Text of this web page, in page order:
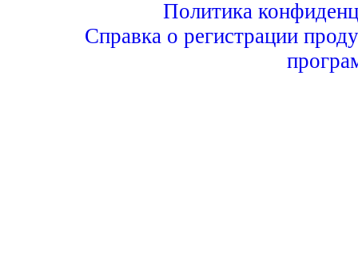
Политика
Справка о регистрации